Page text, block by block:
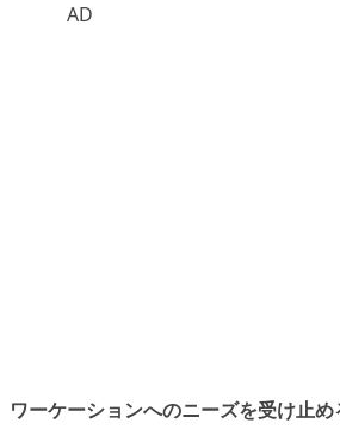
AD
ワーケーションへのニーズを受け止め